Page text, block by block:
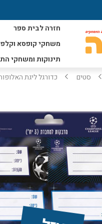
חזרה לבית ספר
משחקי קופסא
תינוקות ומשחקי
סטים כדורגל ליגת האלופות